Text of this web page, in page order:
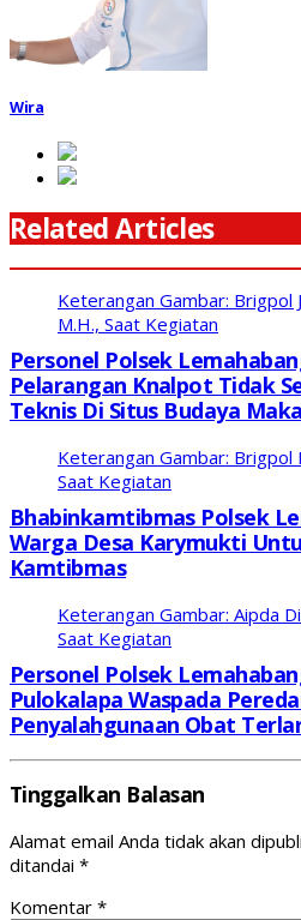
Wira
Related Articles
Keterangan Gambar: Brigpol
M.H., Saat Kegiatan
Personel Polsek
Pelarangan Knalpot Tidak
Teknis Di Situs Budaya
Keterangan Gambar: Brigpol
Saat Kegiatan
Bhabinkamtibmas Polsek
Warga Desa Karymukti
Kamtibmas
Keterangan Gambar: Aipda
Saat Kegiatan
Personel Polsek
Pulokalapa Waspada
Penyalahgunaan Obat
Tinggalkan Balasan
Alamat email Anda tidak akan
ditandai *
Komentar *